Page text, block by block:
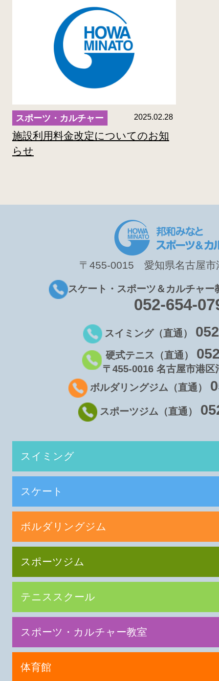
2025.02.28
施設利用料金改定についてのお知
らせ
〒455-0015 愛知県名古屋市
スケート・スポーツ＆カルチャ
052-654-
スイミング（直通）
硬式テニス（直通）
〒455-0016 名古屋市港区
ボルダリングジム（直通）
スポーツジム（直通）
スイミング
スケート
ボルダリングジム
スポーツジム
テニススクール
スポーツ・カルチャー教室
体育館